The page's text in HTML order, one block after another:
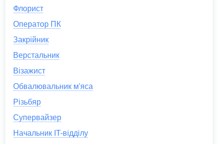
Флорист
Оператор ПК
Закрійник
Верстальник
Візажист
Обвалювальник м'яса
Різьбяр
Супервайзер
Начальник IT-відділу